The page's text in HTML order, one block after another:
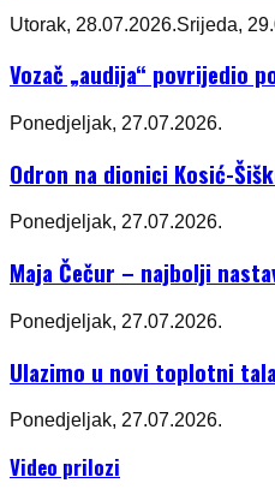
Utorak, 28.07.2026.Srijeda,
Vozač „audija“ povrijedio
Ponedjeljak, 27.07.2026.
Odron na dionici Kosić-
Ponedjeljak, 27.07.2026.
Maja Čečur – najbolji
Ponedjeljak, 27.07.2026.
Ulazimo u novi toplotni
Ponedjeljak, 27.07.2026.
Video prilozi